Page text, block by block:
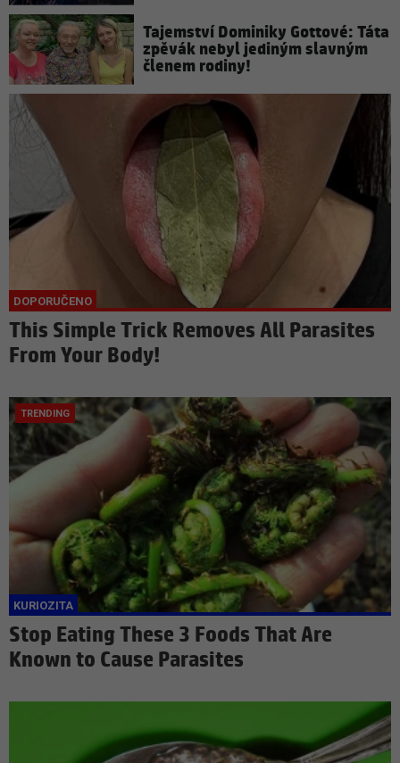
Tajemství Dominiky Gottové: Táta
zpěvák nebyl jediným slavným
členem rodiny!
This Simple Trick Removes All Parasites
From Your Body!
Stop Eating These 3 Foods That Are
Known to Cause Parasites